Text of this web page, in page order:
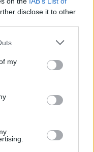
disclose it to other
my